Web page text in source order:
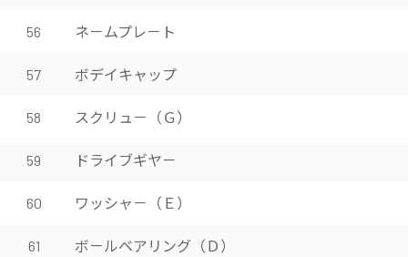
56 ネ－ムプレ－ト
57 ボデイキャップ
58 スクリュ－（Ｇ）
59 ドライブギヤ－
60 ワッシャ－（Ｅ）
61 ボ－ルベアリング（Ｄ）